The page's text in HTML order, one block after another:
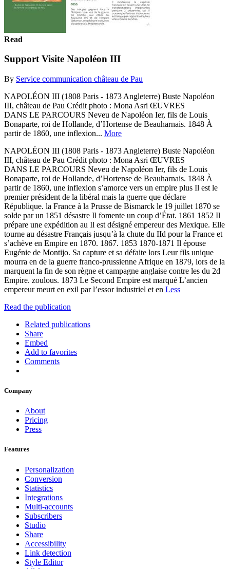
Read
Support Visite Napoléon III
By Service communication château de Pau
NAPOLÉON III (1808 Paris - 1873 Angleterre) Buste Napoléon
III, château de Pau Crédit photo : Mona Asri ŒUVRES
DANS LE PARCOURS Neveu de Napoléon Ier, fils de Louis
Bonaparte, roi de Hollande, d’Hortense de Beauharnais. 1848 À
partir de 1860, une inflexion... More
NAPOLÉON III (1808 Paris - 1873 Angleterre) Buste Napoléon
III, château de Pau Crédit photo : Mona Asri ŒUVRES
DANS LE PARCOURS Neveu de Napoléon Ier, fils de Louis
Bonaparte, roi de Hollande, d’Hortense de Beauharnais. 1848 À
partir de 1860, une inflexion s’amorce vers un empire plus Il est le
premier président de la libéral mais la guerre que déclare
République. la France à la Prusse de Bismarck le 19 juillet 1870 se
solde par un 1851 désastre Il fomente un coup d’État. 1861 1852 Il
prépare une expédition au Il est désigné empereur des Mexique. Elle
tourne au désastre Français jusqu’à la chute du IId pour la France et
s’achève en Empire en 1870. 1867. 1853 1870-1871 Il épouse
Eugénie de Montijo. Sa capture et sa défaite lors Leur fils unique
mourra en de la guerre franco-prussienne Afrique en 1879, lors de la
marquent la fin de son règne et campagne anglaise contre les du 2d
Empire. zoulous. 1873 Le Second Empire est marqué L’ancien
empereur meurt en exil par l’essor industriel et en Less
Read the publication
Related publications
Share
Embed
Add to favorites
Comments
Company
About
Pricing
Press
Features
Personalization
Conversion
Statistics
Integrations
Multi-accounts
Subscribers
Studio
Share
Accessibility
Link detection
Style Editor